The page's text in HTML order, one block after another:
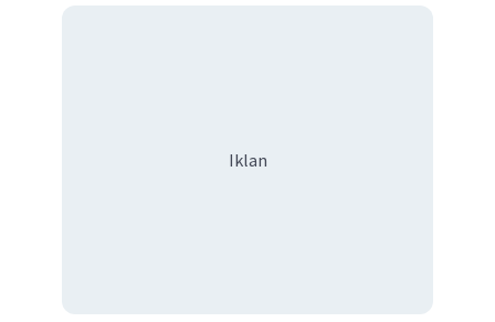
Iklan